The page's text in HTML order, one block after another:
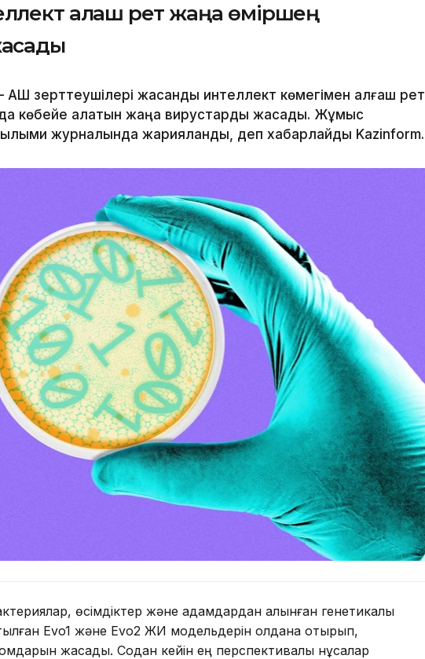
алғаш рет жаңа өміршең
АҚШ зерттеушілері жасанды интеллект көмегімен алғаш рет
көбейе алатын жаңа вирустарды жасады. Жұмыс
журналында жарияланды, деп хабарлайды Kazinform.
өсімдіктер және адамдардан алынған генетикалық
Evo1 және Evo2 ЖИ модельдерін қолдана отырып,
жасады. Содан кейін ең перспективалы нұсқалар